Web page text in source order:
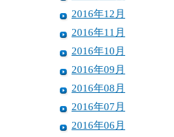
2016年12月
2016年11月
2016年10月
2016年09月
2016年08月
2016年07月
2016年06月